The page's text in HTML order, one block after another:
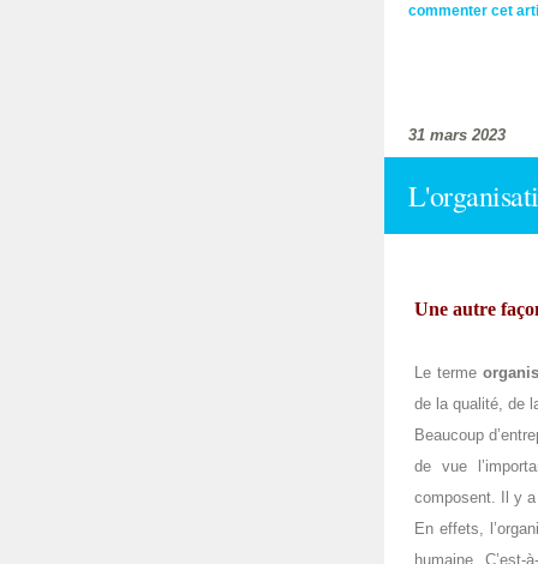
commenter cet
31 mars 2023
Une autre
Le terme
de la qualité, de
Beaucoup
de vue
composent. Il y
En effets,
humaine.